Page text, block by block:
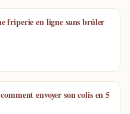
friperie en ligne sans brûler
envoyer son colis en 5